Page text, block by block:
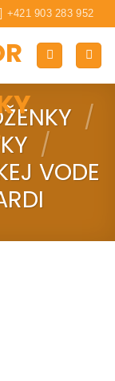
+421 903 283 952
/
/
VODE